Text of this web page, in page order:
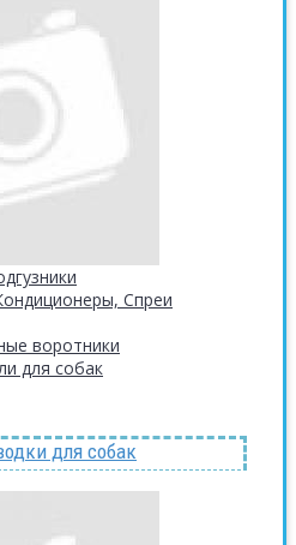
Спреи
воротники
для собак
для собак